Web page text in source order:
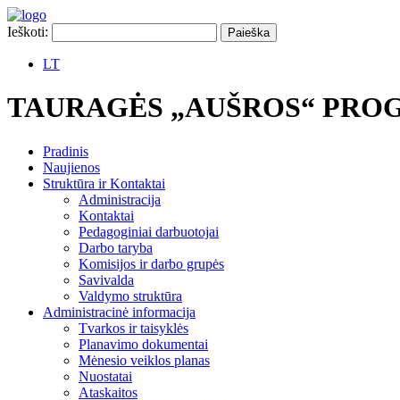
Ieškoti:
LT
TAURAGĖS „AUŠROS“
Pradinis
Naujienos
Struktūra ir Kontaktai
Administracija
Kontaktai
Pedagoginiai darbuotojai
Darbo taryba
Komisijos ir darbo grupės
Savivalda
Valdymo struktūra
Administracinė informacija
Tvarkos ir taisyklės
Planavimo dokumentai
Mėnesio veiklos planas
Nuostatai
Ataskaitos